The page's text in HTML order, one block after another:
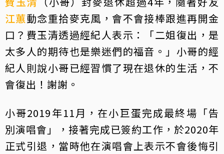
江蕙動念重拾麥克風，會不會接棒跟進再開金
口？費玉清透過經紀人表示：「二姐復出，是
太多人的期待也是樂迷們的福音。」小哥的經
紀人則說小哥已經習慣了現在退休的生活，不
會復出！謝謝。
小哥2019年11月，在小巨蛋完成最終場「告
別演唱會」，接著完成已簽約工作，於2020年
正式引退，當時他在演唱會上表示不會後悔引